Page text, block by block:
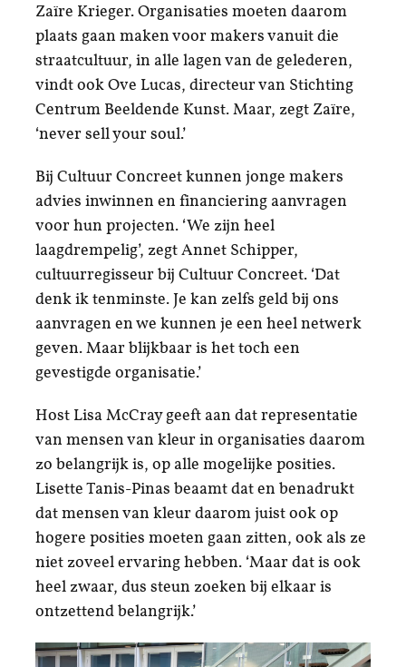
Zaïre Krieger. Organisaties moeten daarom
plaats gaan maken voor makers vanuit die
straatcultuur, in alle lagen van de gelederen,
vindt ook Ove Lucas, directeur van Stichting
Centrum Beeldende Kunst. Maar, zegt Zaïre,
‘never sell your soul.’
Bij Cultuur Concreet kunnen jonge makers
advies inwinnen en financiering aanvragen
voor hun projecten. ‘We zijn heel
laagdrempelig’, zegt Annet Schipper,
cultuurregisseur bij Cultuur Concreet. ‘Dat
denk ik tenminste. Je kan zelfs geld bij ons
aanvragen en we kunnen je een heel netwerk
geven. Maar blijkbaar is het toch een
gevestigde organisatie.’
Host Lisa McCray geeft aan dat representatie
van mensen van kleur in organisaties daarom
zo belangrijk is, op alle mogelijke posities.
Lisette Tanis-Pinas beaamt dat en benadrukt
dat mensen van kleur daarom juist ook op
hogere posities moeten gaan zitten, ook als ze
niet zoveel ervaring hebben. ‘Maar dat is ook
heel zwaar, dus steun zoeken bij elkaar is
ontzettend belangrijk.’